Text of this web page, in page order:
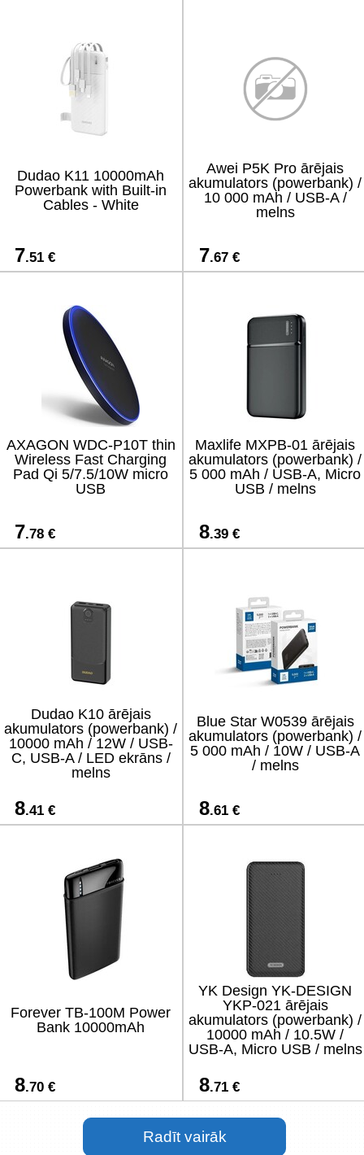
Dudao K11 10000mAh
Powerbank with Built-in
Cables - White
7.51 €
Awei P5K Pro ārējais
akumulators (powerbank) /
10 000 mAh / USB-A /
melns
7.67 €
AXAGON WDC-P10T thin
Wireless Fast Charging
Pad Qi 5/7.5/10W micro
USB
7.78 €
Maxlife MXPB-01 ārējais
akumulators (powerbank) /
5 000 mAh / USB-A, Micro
USB / melns
8.39 €
Dudao K10 ārējais
akumulators (powerbank) /
10000 mAh / 12W / USB-
C, USB-A / LED ekrāns /
melns
8.41 €
Blue Star W0539 ārējais
akumulators (powerbank) /
5 000 mAh / 10W / USB-A
/ melns
8.61 €
Forever TB-100M Power
Bank 10000mAh
8.70 €
YK Design YK-DESIGN
YKP-021 ārējais
akumulators (powerbank) /
10000 mAh / 10.5W /
USB-A, Micro USB / melns
8.71 €